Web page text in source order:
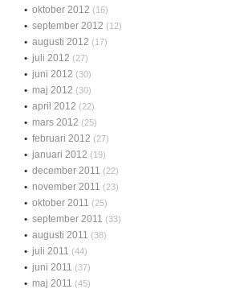
oktober 2012 (16)
september 2012 (12)
augusti 2012 (17)
juli 2012 (27)
juni 2012 (30)
maj 2012 (30)
april 2012 (22)
mars 2012 (25)
februari 2012 (27)
januari 2012 (19)
december 2011 (22)
november 2011 (23)
oktober 2011 (25)
september 2011 (33)
augusti 2011 (38)
juli 2011 (44)
juni 2011 (37)
maj 2011 (45)